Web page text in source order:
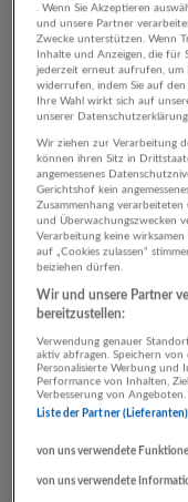
Head of
10.07.2026,
Salzburg
(Bilanz-)
26.06.2026,
Hallein
25.06.2026,
Salzburg
Salzburg
. Wenn Sie Akzeptieren
und unsere Partner
Zwecke unterstützen. Wenn
Inhalte und Anzeigen, die für
jederzeit erneut aufrufen, um
widerrufen, indem Sie auf den
Ihre Wahl wirkt sich auf
unserer Datenschutzerklärung.
Wir ziehen zur Verarbeitung
können ihren Sitz in
angemessenes
Gerichtshof kein
Zusammenhang
und Überwachungszwecken
Verarbeitung keine
auf „Cookies zulassen“
beiziehen dürfen.
Wir und unsere Partner
bereitzustellen:
Verwendung genauer
aktiv abfragen. Speichern
Personalisierte Werbung und
Performance von Inhalten,
Verbesserung von Angeboten.
Liste der Partner (Lieferanten)
von uns verwendete
von uns verwendete